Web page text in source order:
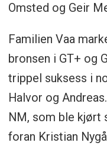
Omsted og Geir
Familien Vaa
bronsen i GT+ og
trippel suksess i
Halvor og
NM, som ble kjørt
foran Kristian